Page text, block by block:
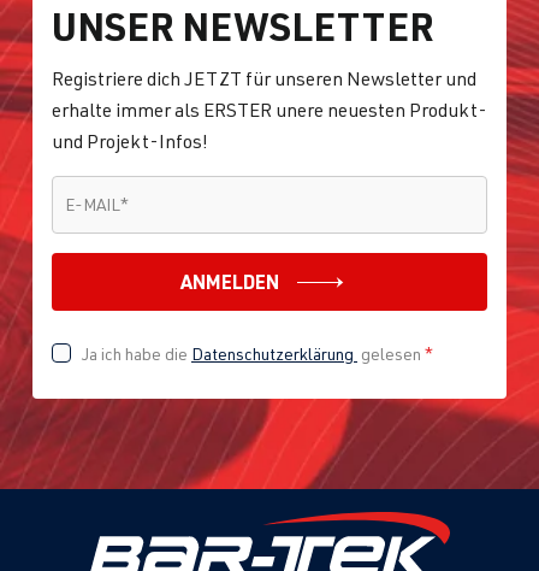
UNSER NEWSLETTER
Registriere dich JETZT für unseren Newsletter und
erhalte immer als ERSTER unere neuesten Produkt-
und Projekt-Infos!
E-MAIL *
ANMELDEN
Ja ich habe die Datenschutzerklärung gelesen *